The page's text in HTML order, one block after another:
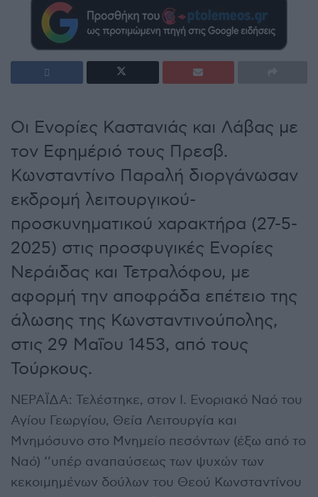
Οι Ενορίες Καστανιάς και Λάβας με
τον Εφημέριό τους Πρεσβ.
Κωνσταντίνο Παραλή διοργάνωσαν
εκδρομή λειτουργικού-
προσκυνηματικού χαρακτήρα (27-5-
2025) στις προσφυγικές Ενορίες
Νεράιδας και Τετραλόφου, με
αφορμή την αποφράδα επέτειο της
άλωσης της Κωνσταντινούπολης,
στις 29 Μαΐου 1453, από τους
Τούρκους.
ΝΕΡΑΪΔΑ: Τελέστηκε, στον Ι. Ενοριακό Ναό του
Αγίου Γεωργίου, Θεία Λειτουργία και
Μνημόσυνο στο Μνημείο πεσόντων (έξω από το
Ναό) ‘’υπέρ αναπαύσεως των ψυχών των
κεκοιμημένων δούλων του Θεού Κωνσταντίνου